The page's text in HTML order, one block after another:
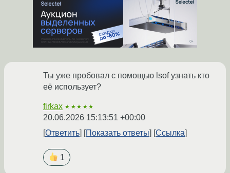
Ты уже пробовал с помощью lsof узнать кто
её использует?
firkax ★★★★★
20.06.2026 15:13:51 +00:00
Ответить
Показать ответы Ссылка
1